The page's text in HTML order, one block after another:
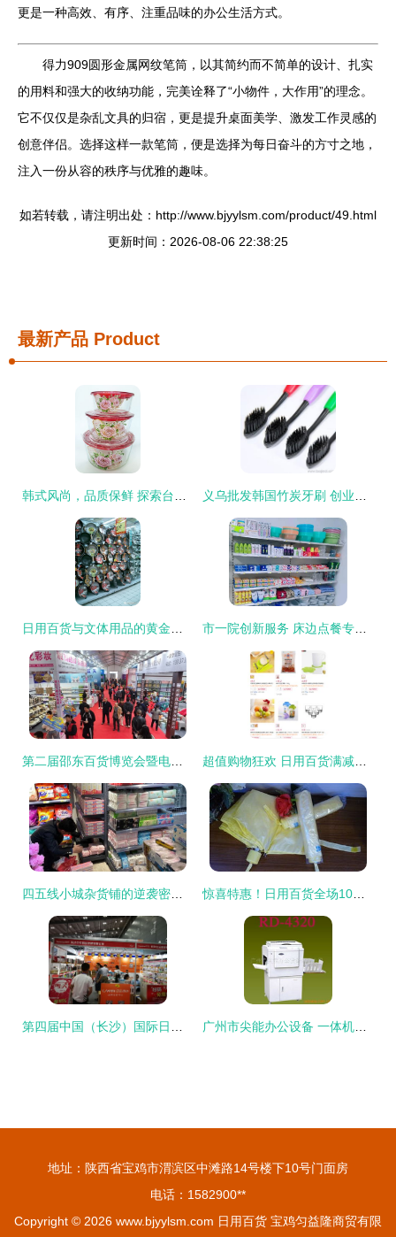
更是一种高效、有序、注重品味的办公生活方式。
得力909圆形金属网纹笔筒，以其简约而不简单的设计、扎实
的用料和强大的收纳功能，完美诠释了“小物件，大作用”的理念。
它不仅仅是杂乱文具的归宿，更是提升桌面美学、激发工作灵感的
创意伴侣。选择这样一款笔筒，便是选择为每日奋斗的方寸之地，
注入一份从容的秩序与优雅的趣味。
如若转载，请注明出处：http://www.bjyylsm.com/product/49.html
更新时间：2026-08-06 22:38:25
最新产品 Product
地址：陕西省宝鸡市渭滨区中滩路14号楼下10号门面房
电话：1582900**
Copyright © 2026 www.bjyylsm.com 日用百货 宝鸡匀益隆商贸有限